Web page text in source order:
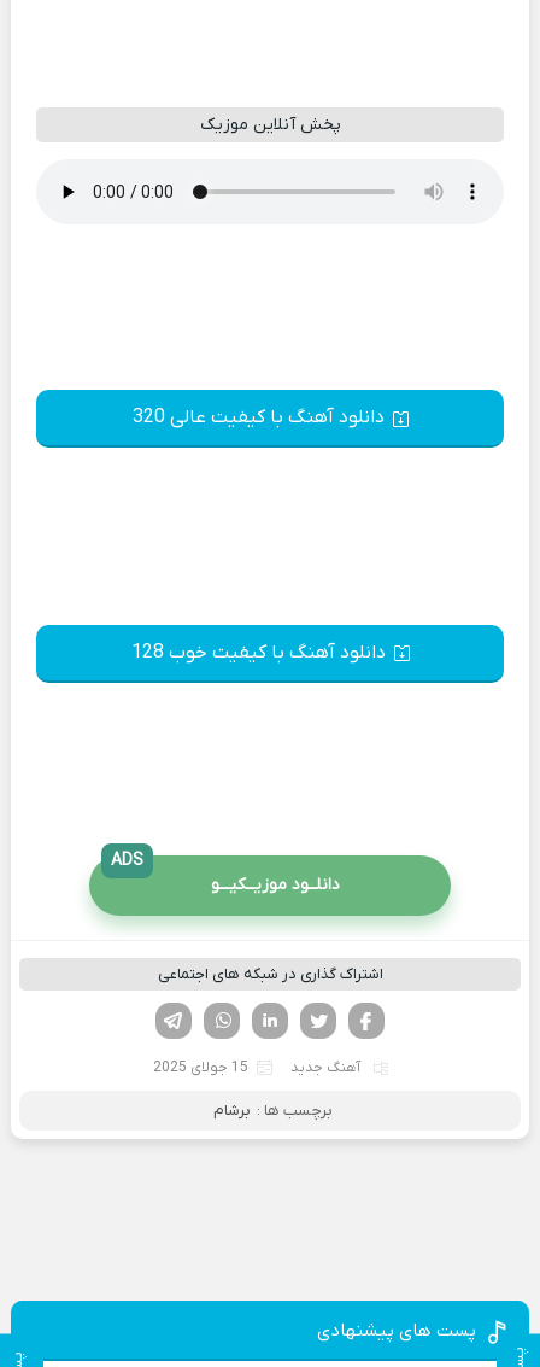
پخش آنلاین موزیک
دانلود آهنگ با کیفیت عالی 320
دانلود آهنگ با کیفیت خوب 128
دانلــود موزیــکیـــو
ADS
اشتراک گذاری در شبکه های اجتماعی
لینکدین تویتر
فیسوک
آهنگ جدید 15 جولای 2025
برچسب ها : برشام
پست های پیشنهادی